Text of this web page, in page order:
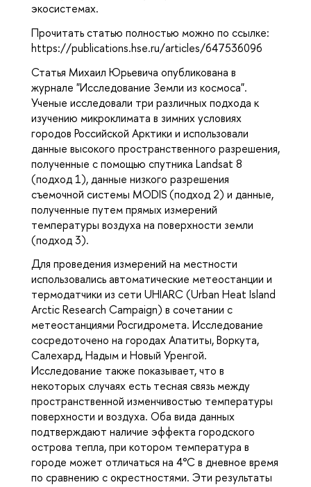
экосистемах.
Прочитать статью полностью можно по ссылке:
https://publications.hse.ru/articles/647536096
Статья Михаил Юрьевича опубликована в
журнале "Исследование Земли из космоса".
Ученые исследовали три различных подхода к
изучению микроклимата в зимних условиях
городов Российской Арктики и использовали
данные высокого пространственного разрешения,
полученные с помощью спутника Landsat 8
(подход 1), данные низкого разрешения
съемочной системы MODIS (подход 2) и данные,
полученные путем прямых измерений
температуры воздуха на поверхности земли
(подход 3).
Для проведения измерений на местности
использовались автоматические метеостанции и
термодатчики из сети UHIARC (Urban Heat Island
Arctic Research Campaign) в сочетании с
метеостанциями Росгидромета. Исследование
сосредоточено на городах Апатиты, Воркута,
Салехард, Надым и Новый Уренгой.
Исследование также показывает, что в
некоторых случаях есть тесная связь между
пространственной изменчивостью температуры
поверхности и воздуха. Оба вида данных
подтверждают наличие эффекта городского
острова тепла, при котором температура в
городе может отличаться на 4°C в дневное время
по сравнению с окрестностями. Эти результаты